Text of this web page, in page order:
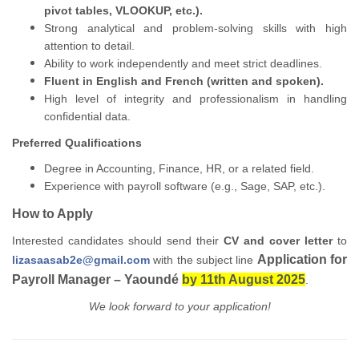
pivot tables, VLOOKUP, etc.).
Strong analytical and problem-solving skills with high
attention to detail.
Ability to work independently and meet strict deadlines.
Fluent in English and French (written and spoken).
High level of integrity and professionalism in handling
confidential data.
Preferred Qualifications
Degree in Accounting, Finance, HR, or a related field.
Experience with payroll software (e.g., Sage, SAP, etc.).
How to Apply
Interested candidates should send their CV and cover letterto
lizasaasab2e@gmail.com with the subject line Application for
Payroll Manager – Yaoundé by 11th August 2025
We look forward to your application!